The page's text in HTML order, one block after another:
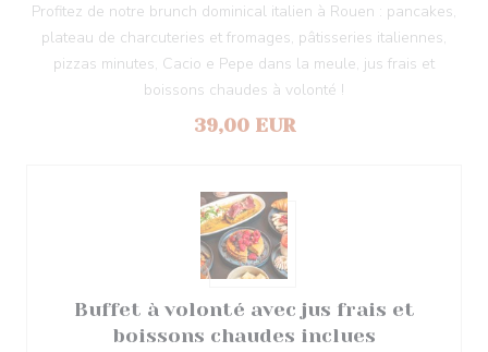
Profitez de notre brunch dominical italien à Rouen : pancakes,
plateau de charcuteries et fromages, pâtisseries italiennes,
pizzas minutes, Cacio e Pepe dans la meule, jus frais et
boissons chaudes à volonté !
39,00 EUR
Buffet à volonté avec jus frais et
boissons chaudes inclues